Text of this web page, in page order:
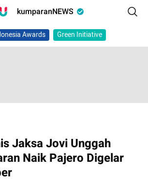
kumparanNEWS
Awards Green Initiative
Jaksa Jovi Unggah
Naik Pajero Digelar